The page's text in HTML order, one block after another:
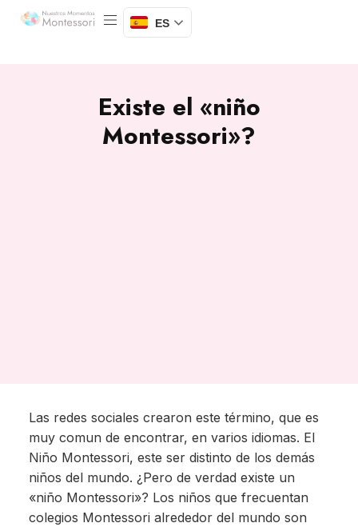
ES
Existe el «niño
Montessori»?
Las redes sociales crearon este término, que es
muy comun de encontrar, en varios idiomas. El
Niño Montessori, este ser distinto de los demás
niños del mundo. ¿Pero de verdad existe un
«niño Montessori»? Los niños que frecuentan
colegios Montessori alrededor del mundo son